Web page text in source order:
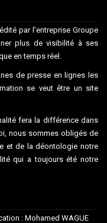
par l’entreprise Groupe
plus de visibilité à ses
en temps réel.
de presse en lignes les
se veut être un site
fera la différence dans
nous sommes obligés de
et de la déontologie notre
qui a toujours été notre
: Mohamed WAGUE